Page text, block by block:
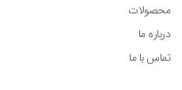
محصولات
درباره ما
تماس با ما